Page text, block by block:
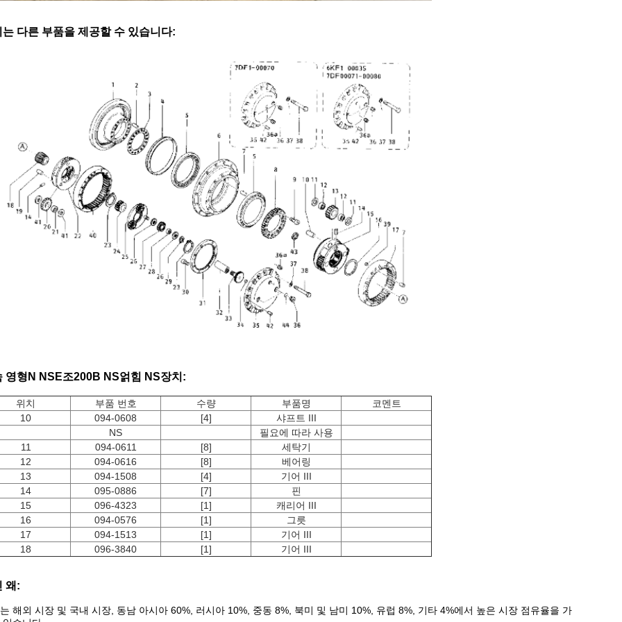
는 다른 부품을 제공할 수 있습니다:
영형 N NS E조200B NS얽힘 NS장치 :
위치 부품 번호 수량 부품명
코멘트
10
094-0608 [4]
샤프트 III
NS
필요에 따라 사용
11
094-0611 [8]
세탁기
12
094-0616 [8]
베어링
13
094-1508 [4]
기어 III
14
095-0886 [7]
핀
15
096-4323 [1]
캐리어 III
16
094-0576 [1]
그릇
17
094-1513 [1]
기어 III
18
096-3840 [1] 기어 III
왜:
해외 시장 및 국내 시장, 동남 아시아 60%, 러시아 10%, 중동 8%, 북미 및 남미 10%, 유럽 8%, 기타 4%에서 높은 시장 점유율을 가